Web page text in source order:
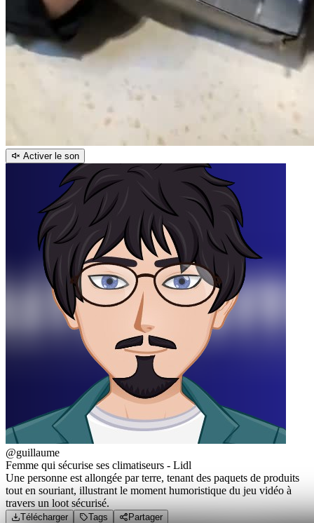
Activer le son
@guillaume
Femme qui sécurise ses climatiseurs - Lidl
Une personne est allongée par terre, tenant des paquets de produits
tout en souriant, illustrant le moment humoristique du jeu vidéo à
travers un loot sécurisé.
Télécharger Tags Partager